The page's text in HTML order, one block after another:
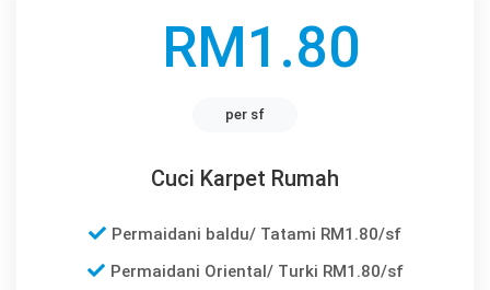
RM1.80
per sf
Cuci Karpet Rumah
Permaidani baldu/ Tatami RM1.80/sf
Permaidani Oriental/ Turki RM1.80/sf